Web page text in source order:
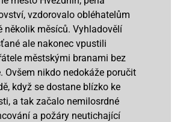
vzdorovalo obléhatelům
několik měsíců. Vyhladovělí
ale nakonec vpustili
městskými branami bez
Ovšem nikdo nedokáže poručit
když se dostane blízko ke
a tak začalo nemilosrdné
a požáry neutichající